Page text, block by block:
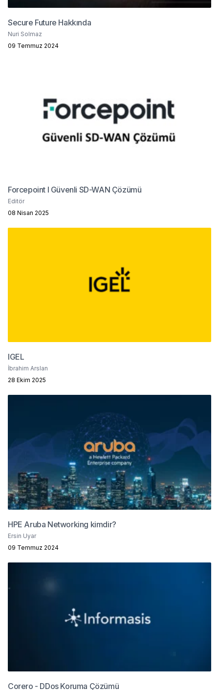
Secure Future Hakkında
Nuri Solmaz
09 Temmuz 2024
Forcepoint I Güvenli SD-WAN Çözümü
Editör
08 Nisan 2025
IGEL
İbrahim Arslan
28 Ekim 2025
HPE Aruba Networking kimdir?
Ersin Uyar
09 Temmuz 2024
Corero - DDos Koruma Çözümü